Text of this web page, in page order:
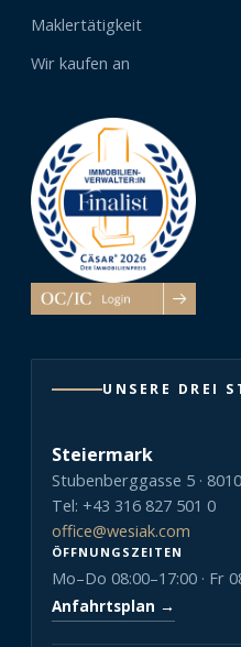
Maklertätigkeit
Wir kaufen an
UNSERE DREI
Steiermark
Stubenberggasse 5 ·
Tel: +43 316 827 501 0
office@wesiak.com
ÖFFNUNGSZEITEN
Mo–Do 08:00–17:00 · Fr
Anfahrtsplan →